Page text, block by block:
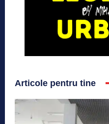
Articole pentru tine